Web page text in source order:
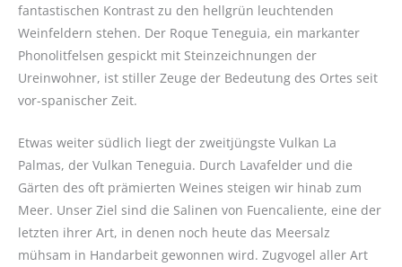
fantastischen Kontrast zu den hellgrün leuchtenden
Weinfeldern stehen. Der Roque Teneguia, ein markanter
Phonolitfelsen gespickt mit Steinzeichnungen der
Ureinwohner, ist stiller Zeuge der Bedeutung des Ortes seit
vor-spanischer Zeit.
Etwas weiter südlich liegt der zweitjüngste Vulkan La
Palmas, der Vulkan Teneguia. Durch Lavafelder und die
Gärten des oft prämierten Weines steigen wir hinab zum
Meer. Unser Ziel sind die Salinen von Fuencaliente, eine der
letzten ihrer Art, in denen noch heute das Meersalz
mühsam in Handarbeit gewonnen wird. Zugvogel aller Art